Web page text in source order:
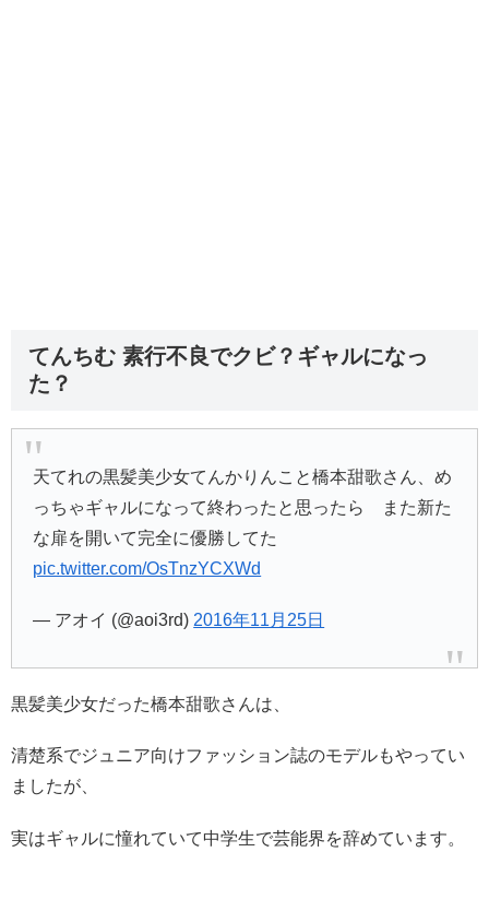
てんちむ 素行不良でクビ？ギャルになっ
た？
天てれの黒髪美少女てんかりんこと橋本甜歌さん、め
っちゃギャルになって終わったと思ったら また新た
な扉を開いて完全に優勝してた
pic.twitter.com/OsTnzYCXWd
— アオイ (@aoi3rd) 2016年11月25日
黒髪美少女だった橋本甜歌さんは、
清楚系でジュニア向けファッション誌のモデルもやってい
ましたが、
実はギャルに憧れていて中学生で芸能界を辞めています。